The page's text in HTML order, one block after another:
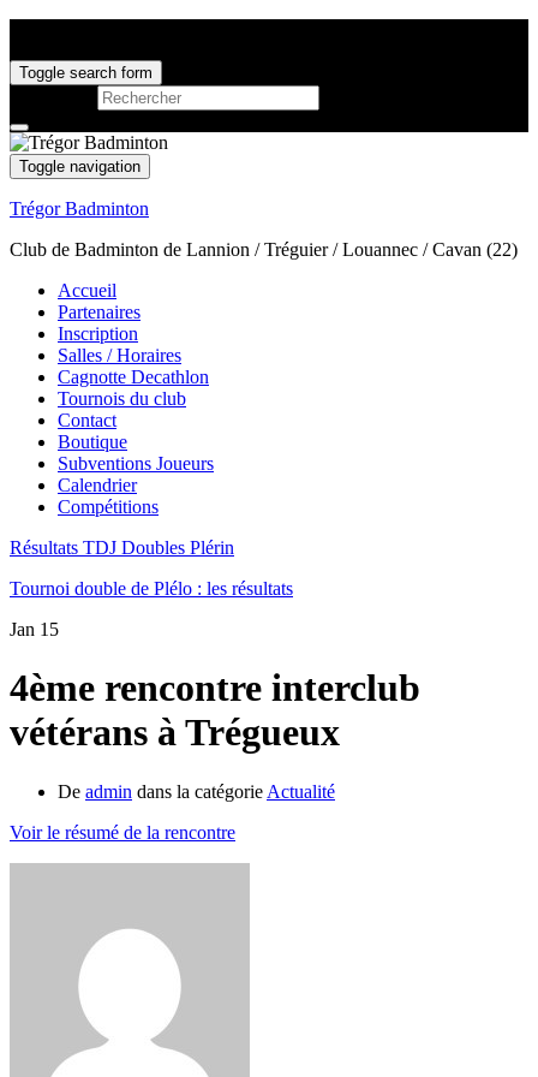
Toggle search form
Toggle navigation
Trégor Badminton
Club de Badminton de Lannion / Tréguier / Louannec / Cavan (22)
Accueil
Partenaires
Inscription
Salles / Horaires
Cagnotte Decathlon
Tournois du club
Contact
Boutique
Subventions Joueurs
Calendrier
Compétitions
Résultats TDJ Doubles Plérin
Tournoi double de Plélo : les résultats
Jan 15
4ème rencontre interclub
vétérans à Trégueux
De admin dans la catégorie Actualité
Voir le résumé de la rencontre